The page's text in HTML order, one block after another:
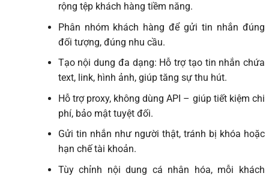
rộng tệp khách hàng tiềm năng.
Phân nhóm khách hàng để gửi tin nhắn đúng
đối tượng, đúng nhu cầu.
Tạo nội dung đa dạng: Hỗ trợ tạo tin nhắn chứa
text, link, hình ảnh, giúp tăng sự thu hút.
Hỗ trợ proxy, không dùng API – giúp tiết kiệm chi
phí, bảo mật tuyệt đối.
Gửi tin nhắn như người thật, tránh bị khóa hoặc
hạn chế tài khoản.
Tùy chỉnh nội dung cá nhân hóa, mỗi khách